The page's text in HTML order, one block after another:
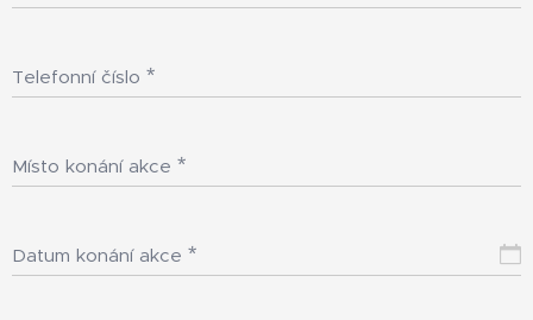
Telefonní číslo
Místo konání akce
Datum konání akce